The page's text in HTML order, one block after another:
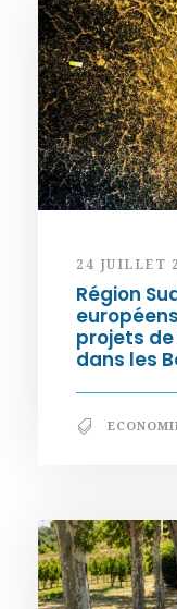
24 JUILLET
Région
projets
dans les